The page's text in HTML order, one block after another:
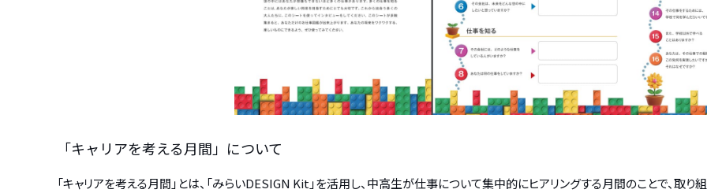
「キャリアを考える月間」について
「キャリアを考える月間」とは、「みらいDESIGN Kit」を活用し、中高生が仕事について集中的にヒアリングする月間のことで、取